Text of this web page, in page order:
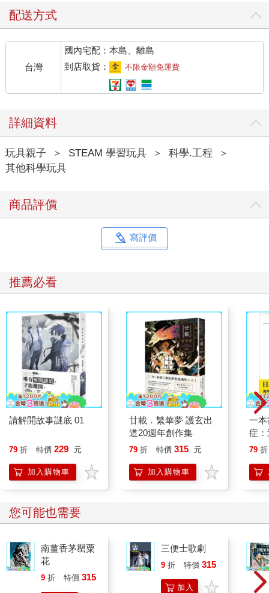
配送方式
台灣
國內宅配：本島、離島
到店取貨：
不限金額免運費
詳細資料
玩具親子 ＞ STEAM 學習玩具 ＞ 科學.工程
＞
其他科學玩具
商品評價
寫評價
推薦必看
請解開故事謎底 01
79 折 特價 229 元
加入購物車
廿載．繁華夢 護玄出
道20週年創作集
79 折 特價 315 元
加入購物車
一
症
開
的
79 折
您可能也需要
南薑香茅罌粟
花
9 折 特價 315
三便士歌劇
9 折 特價 315
加入